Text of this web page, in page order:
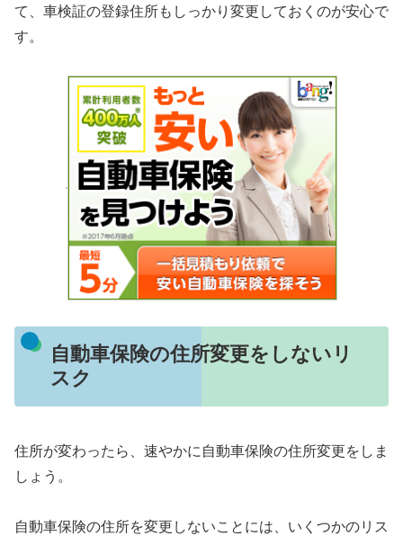
て、車検証の登録住所もしっかり変更しておくのが安心で
す。
自動車保険の住所変更をしないリ
スク
住所が変わったら、速やかに自動車保険の住所変更をしま
しょう。
自動車保険の住所を変更しないことには、いくつかのリス